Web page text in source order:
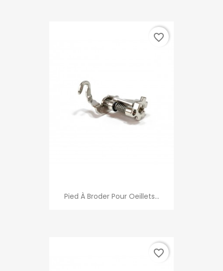
Pied À Broder Pour Oeillets...
favorite_border
favorite_border